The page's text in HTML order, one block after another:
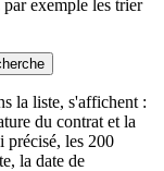
exemple les trier
la liste, s'affichent :
du contrat et la
précisé, les 200
la date de